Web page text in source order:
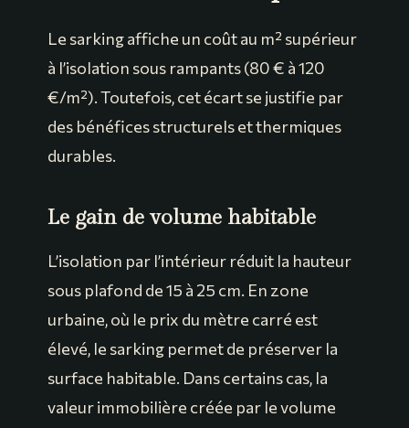
Le sarking affiche un coût au m² supérieur
à l’isolation sous rampants (80 € à 120
€/m²). Toutefois, cet écart se justifie par
des bénéfices structurels et thermiques
durables.
Le gain de volume habitable
L’isolation par l’intérieur réduit la hauteur
sous plafond de 15 à 25 cm. En zone
urbaine, où le prix du mètre carré est
élevé, le sarking permet de préserver la
surface habitable. Dans certains cas, la
valeur immobilière créée par le volume